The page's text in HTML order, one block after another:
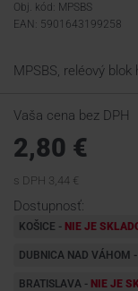
KONTAKTY
Obj. kód: MPSBS
EAN: 5901643199258
MPSBS, reléový
Vaša cena bez DPH
2,80 €
s DPH 3,44 €
Dostupnosť:
KOŠICE - NIE JE
DUBNICA NAD VÁHOM -
BRATISLAVA - NIE JE